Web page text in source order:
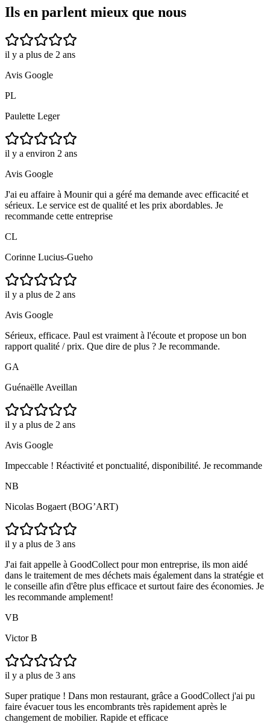
Ils en parlent mieux que nous
il y a plus de 2 ans
Avis Google
PL
Paulette Leger
il y a environ 2 ans
Avis Google
J'ai eu affaire à Mounir qui a géré ma demande avec efficacité et
sérieux. Le service est de qualité et les prix abordables. Je
recommande cette entreprise
CL
Corinne Lucius-Gueho
il y a plus de 2 ans
Avis Google
Sérieux, efficace. Paul est vraiment à l'écoute et propose un bon
rapport qualité / prix. Que dire de plus ? Je recommande.
GA
Guénaëlle Aveillan
il y a plus de 2 ans
Avis Google
Impeccable ! Réactivité et ponctualité, disponibilité. Je recommande
NB
Nicolas Bogaert (BOG’ART)
il y a plus de 3 ans
J'ai fait appelle à GoodCollect pour mon entreprise, ils mon aidé
dans le traitement de mes déchets mais également dans la stratégie et
le conseille afin d'être plus efficace et surtout faire des économies. Je
les recommande amplement!
VB
Victor B
il y a plus de 3 ans
Super pratique ! Dans mon restaurant, grâce a GoodCollect j'ai pu
faire évacuer tous les encombrants très rapidement après le
changement de mobilier. Rapide et efficace